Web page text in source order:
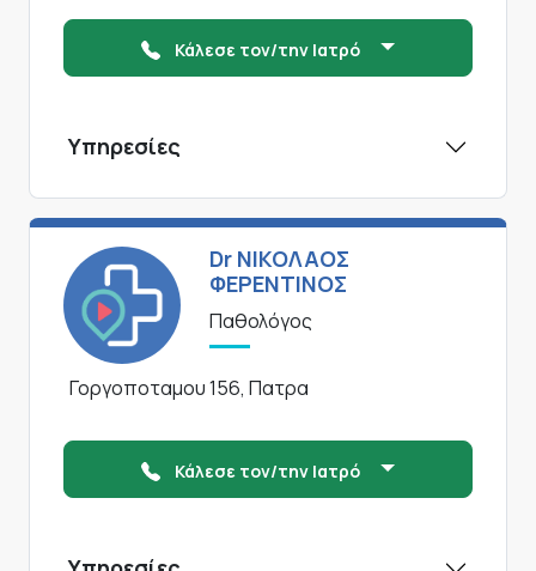
Κάλεσε τον/την Ιατρό
Υπηρεσίες
Dr ΝΙΚΟΛΑΟΣ
ΦΕΡΕΝΤΙΝΟΣ
Παθολόγος
Γοργοποταμου 156, Πατρα
Κάλεσε τον/την Ιατρό